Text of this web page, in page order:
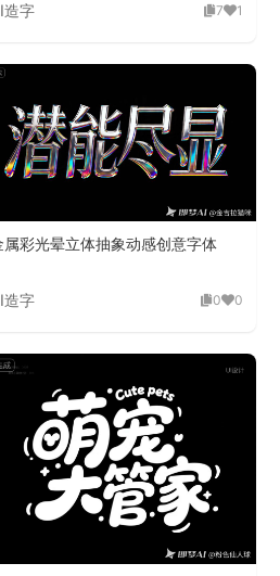
造字 7 1
属彩光晕立体抽象动感创意字体
造字 0 0